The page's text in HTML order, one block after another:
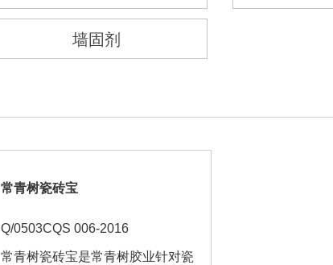
墙固剂
常青树瓷砖宝
Q/0503CQS 006-2016
常青树瓷砖宝是常青树胶业针对瓷